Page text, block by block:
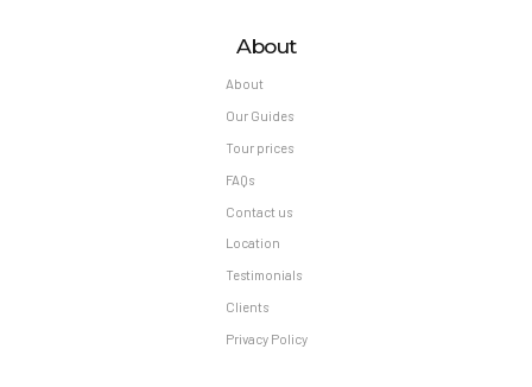
About
About
Our Guides
Tour prices
FAQs
Contact us
Location
Testimonials
Clients
Privacy Policy